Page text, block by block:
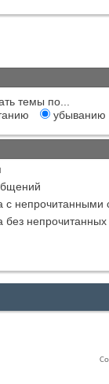
темы по...
убыванию
с
без